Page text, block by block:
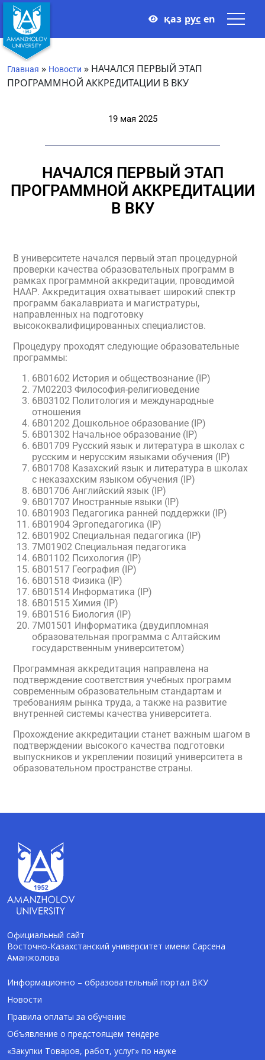
қаз рус en
Главная » Новости » НАЧАЛСЯ ПЕРВЫЙ ЭТАП
ПРОГРАММНОЙ АККРЕДИТАЦИИ В ВКУ
19 мая 2025
НАЧАЛСЯ ПЕРВЫЙ ЭТАП
ПРОГРАММНОЙ АККРЕДИТАЦИИ
В ВКУ
В университете начался первый этап процедурной
проверки качества образовательных программ в
рамках программной аккредитации, проводимой
НААР. Аккредитация охватывает широкий спектр
программ бакалавриата и магистратуры,
направленных на подготовку
высококвалифицированных специалистов.
Процедуру проходят следующие образовательные
программы:
6В01602 История и обществознание (IP)
7М02203 Философия-религиоведение
6B03102 Политология и международные
отношения
6B01202 Дошкольное образование (IP)
6B01302 Начальное образование (IP)
6В01709 Русский язык и литература в школах с
русским и нерусским языками обучения (IP)
6В01708 Казахский язык и литература в школах
с неказахским языком обучения (IP)
6В01706 Английский язык (IP)
6В01707 Иностранные языки (IP)
6В01903 Педагогика ранней поддержки (IP)
6В01904 Эргопедагогика (IP)
6B01902 Специальная педагогика (IP)
7М01902 Специальная педагогика
6B01102 Психология (IP)
6B01517 География (IP)
6B01518 Физика (IP)
6В01514 Информатика (IP)
6В01515 Химия (IP)
6В01516 Биология (IP)
7М01501 Информатика (двудипломная
образовательная программа с Алтайским
государственным университетом)
Программная аккредитация направлена на
подтверждение соответствия учебных программ
современным образовательным стандартам и
требованиям рынка труда, а также на развитие
внутренней системы качества университета.
Прохождение аккредитации станет важным шагом в
подтверждении высокого качества подготовки
выпускников и укреплении позиций университета в
образовательном пространстве страны.
Официальный сайт
Восточно-Казахстанский университет имени Сарсена
Аманжолова
Информационно – образовательный портал ВКУ
Новости
Правила оплаты за обучение
Объявление о предстоящем тендере
«Закупки Товаров, работ, услуг» по науке
Помощник Amanzholov University
Здравствуйте! Я AI-Talapker — помощник
ВКУ им. Сарсена Аманжолова (ВКУ). Отвечу
на вопросы о поступлении в бакалавриат,